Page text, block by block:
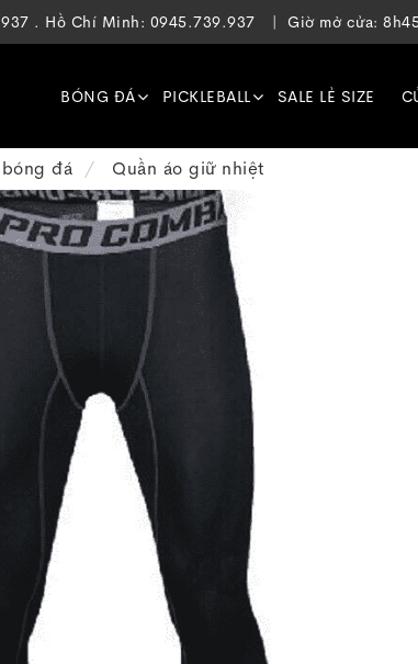
. Hồ Chí Minh: 0945.739.937 Giờ mở cửa:
BÓNG ĐÁ PICKLEBALL SALE LẺ SIZE
đá Quần áo giữ nhiệt